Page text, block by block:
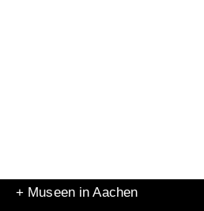
+ Museen in Aachen